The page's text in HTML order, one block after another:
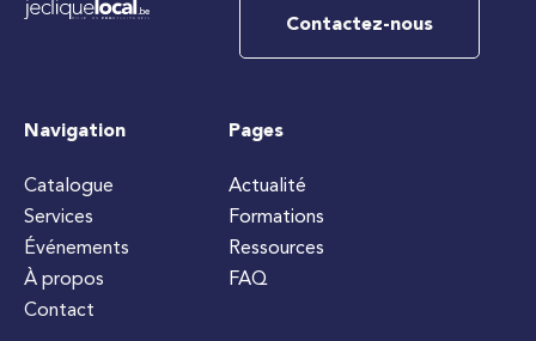
Contactez-nous
Navigation
Catalogue
Services
Événements
À propos
Contact
Pages
Actualité
Formations
Ressources
FAQ